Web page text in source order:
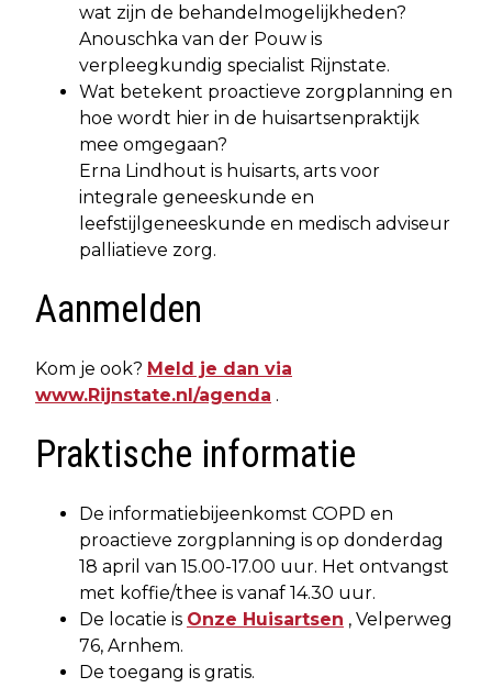
wat zijn de behandelmogelijkheden?
Anouschka van der Pouw is
verpleegkundig specialist Rijnstate.
Wat betekent proactieve zorgplanning en
hoe wordt hier in de huisartsenpraktijk
mee omgegaan?
Erna Lindhout is huisarts, arts voor
integrale geneeskunde en
leefstijlgeneeskunde en medisch adviseur
palliatieve zorg.
Aanmelden
Kom je ook? Meld je dan via
www.Rijnstate.nl/agenda .
Praktische informatie
De informatiebijeenkomst COPD en
proactieve zorgplanning is op donderdag
18 april van 15.00-17.00 uur. Het ontvangst
met koffie/thee is vanaf 14.30 uur.
De locatie is Onze Huisartsen , Velperweg
76, Arnhem.
De toegang is gratis.